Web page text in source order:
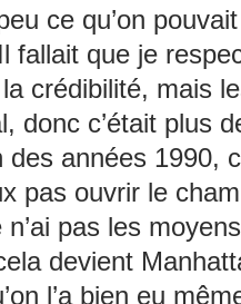
ce qu’on
fallait que je
crédibilité, mais
donc c’était plus
années 1990,
pas ouvrir le
pas les
devient
l’a bien eu